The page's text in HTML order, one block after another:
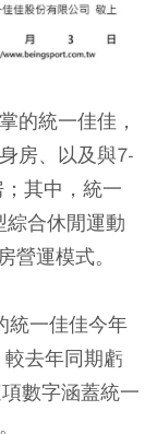
的統一佳佳，
房、以及與7-
；其中，統一
合休閒運動
營運模式。
統一佳佳今年
去年同期虧
數字涵蓋統一